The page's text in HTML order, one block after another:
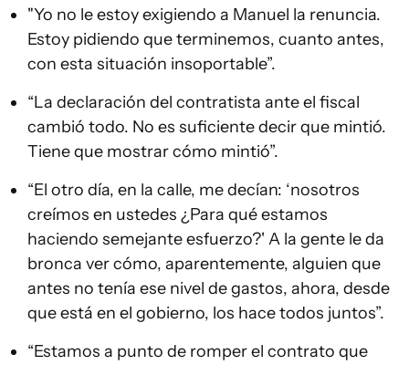
"Yo no le estoy exigiendo a Manuel la renuncia.
Estoy pidiendo que terminemos, cuanto antes,
con esta situación insoportable”.
“La declaración del contratista ante el fiscal
cambió todo. No es suficiente decir que mintió.
Tiene que mostrar cómo mintió”.
“El otro día, en la calle, me decían: ‘nosotros
creímos en ustedes ¿Para qué estamos
haciendo semejante esfuerzo?' A la gente le da
bronca ver cómo, aparentemente, alguien que
antes no tenía ese nivel de gastos, ahora, desde
que está en el gobierno, los hace todos juntos”.
“Estamos a punto de romper el contrato que